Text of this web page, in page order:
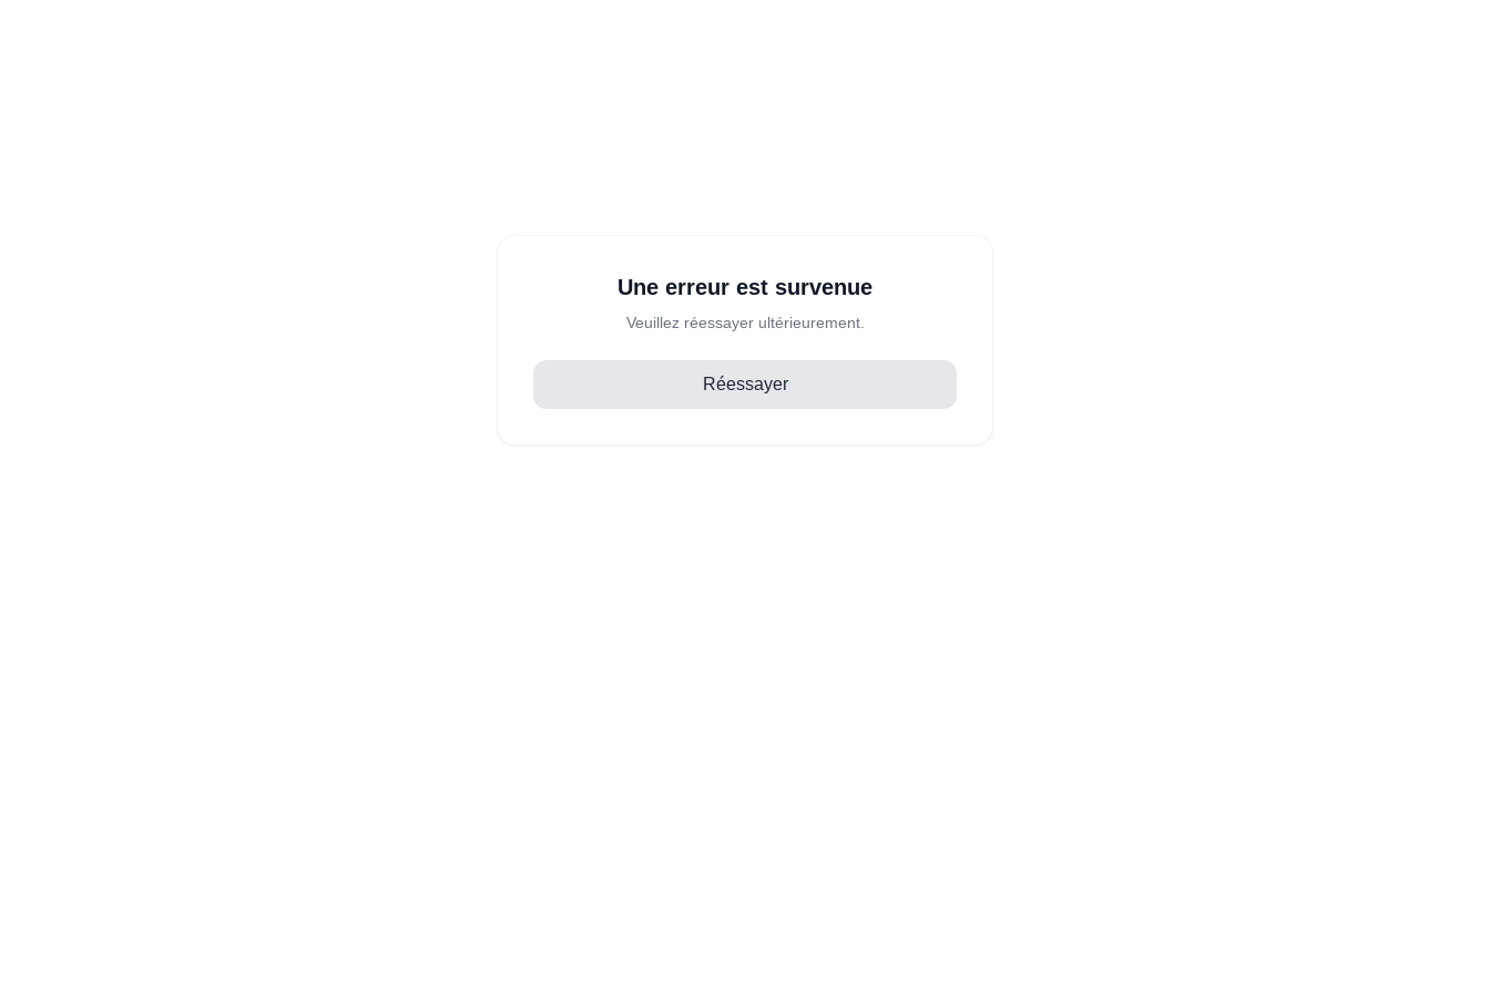
Une erreur est survenue
Veuillez réessayer ultérieurement.
Réessayer